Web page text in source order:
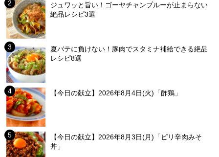
ジュワッと旨い！ゴーヤチャンプルーが止まらない
絶品レシピ3選
夏バテに負けない！豚肉でスタミナ補給できる絶品
レシピ8選
【今日の献立】2026年8月4日(火)「酢鶏」
【今日の献立】2026年8月3日(月)「ピリ辛肉みそ
丼」